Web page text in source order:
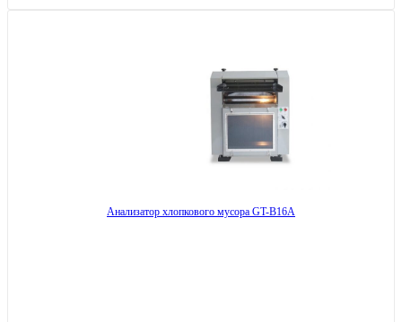
Анализатор хлопкового мусора GT-B16A